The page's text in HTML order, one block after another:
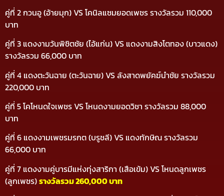
คู่ที่ 2 กวนอู (อ้ายมุก) VS โคนิลแซมยอดเพชร รางวัลรวม 110,000
บาท
คู่ที่ 3 แดงงามวันพิชิตชัย (ไอ้แก่น) VS แดงงามสิงโตทอง (บาวแดง)
รางวัลรวม 66,000 บาท
คู่ที่ 4 แดงตะวันฉาย (ตะวันฉาย) VS ลังสาดพยัคฆ์นําชัย รางวัลรวม
220,000 บาท
คู่ที่ 5 โคโหนดใจเพชร VS โหนดงามยอดวิชา รางวัลรวม 88,000
บาท
คู่ที่ 6 แดงงามเพชรมรกต (บรูชลี) VS แดงทักษิณรางวัลรวม
66,000 บาท
คู่ที่ 7 แดงงามคู่บารมีแห่งทุ่งสาริกา (เสือเข้ม) VS โหนดลูกเพชร
(ลูกเพชร)รางวัลรวม 260,000 บาท